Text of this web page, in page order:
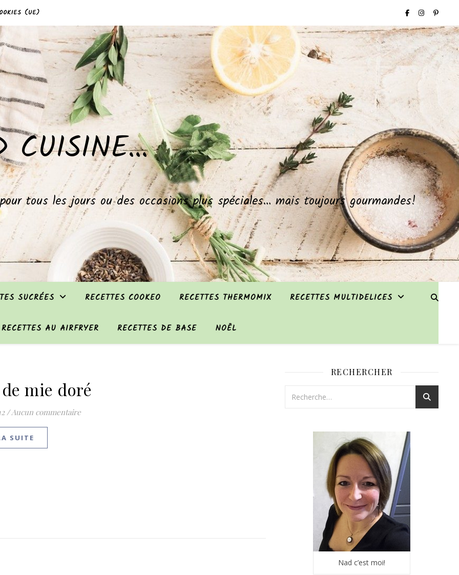
(UE)
CUISINE…
tous les jours ou des occasions plus spéciales… mais toujours gourmandes!
SUCRÉES RECETTES COOKEO RECETTES THERMOMIX RECETTES MULTIDELICES
RECETTES AU AIRFRYER RECETTES DE BASE NOËL
mie doré
/Aucun commentaire
SUITE
RECHERCHER
Nad c’est moi!